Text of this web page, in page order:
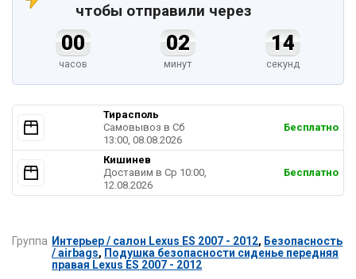
чтобы отправили через
00
часов
02
минут
13
секунд
Тирасполь
Самовывоз в Cб
13:00, 08.08.2026
Бесплатно
Кишинев
Доставим в Ср 10:00,
12.08.2026
Бесплатно
Группа Интерьер / салон Lexus ES 2007 - 2012, Безопасность
/ airbags, Подушка безопасности сиденье передняя
правая Lexus ES 2007 - 2012